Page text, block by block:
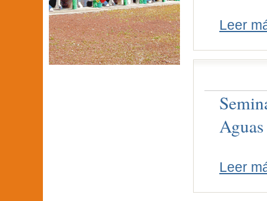
Leer
Aguas
Leer